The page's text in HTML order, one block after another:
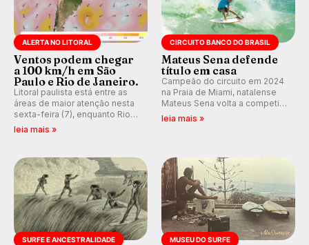
ALERTA NO LITORAL
Ventos podem chegar
a 100 km/h em São
Paulo e Rio de Janeiro.
Litoral paulista está entre as
áreas de maior atenção nesta
sexta-feira (7), enquanto Rio
de Janeiro também recebe
km/h em Itanhaém.
leia mais »
CIRCUITO BANCO DO BRASIL
Mateus Sena defende
título em casa
Campeão do circuito em 2024
na Praia de Miami, natalense
Mateus Sena volta a competir
em casa em busca de manter a
leia mais »
SURFE E ANCESTRALIDADE MUSEU DO SURFE